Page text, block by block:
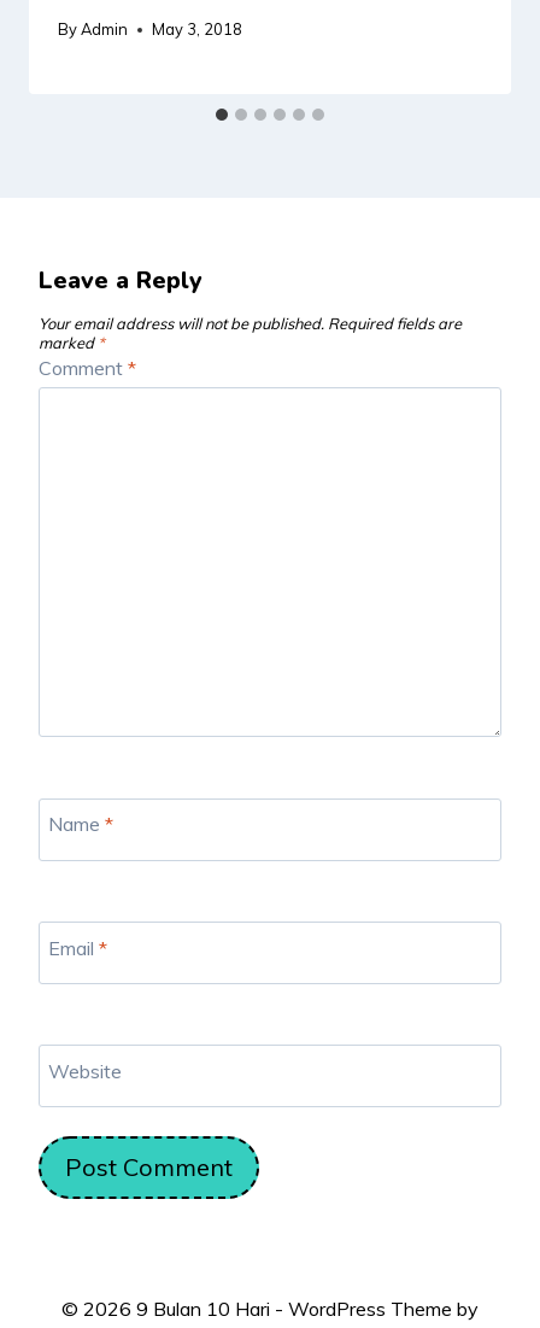
ByAdmin May 3, 2018
Leave a Reply
Your email address will not be published. Required fields are
marked *
Comment *
Name *
Email *
Website
© 2026 9 Bulan 10 Hari - WordPress Theme by